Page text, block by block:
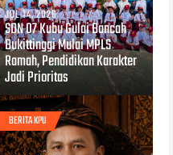
JUL 14, 2026
SDN 07 Kubu Gulai Bancah
Bukittinggi Mulai MPLS
Ramah, Pendidikan Karakter
Jadi Prioritas
BERITA KPU